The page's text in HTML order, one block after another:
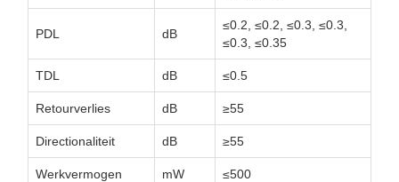
PDL dB
≤0.2, ≤0.2, ≤0.3, ≤0.3,
≤0.3, ≤0.35
TDL dB ≤0.5
Retourverlies dB ≥55
Directionaliteit dB ≥55
Werkvermogen mW ≤500